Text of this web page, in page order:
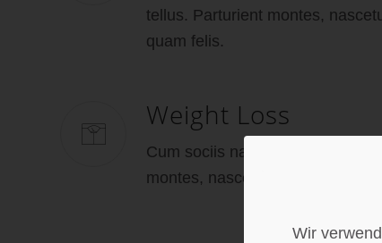
Wir
tellus. Parturient montes,
quam felis.
Weight Loss
Cum sociis natoque penatibus et
montes, nascetur ridiculus mus.